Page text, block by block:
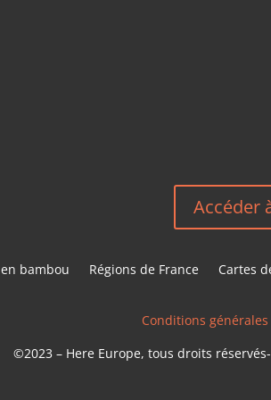
Accéder
bambou Régions de France Cartes
Conditions
©2023 – Here Europe, tous droits